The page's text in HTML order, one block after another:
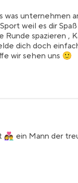
was unternehmen
weil es dir
spazieren ,
dich doch
wir sehen uns 🙂
ein Mann der